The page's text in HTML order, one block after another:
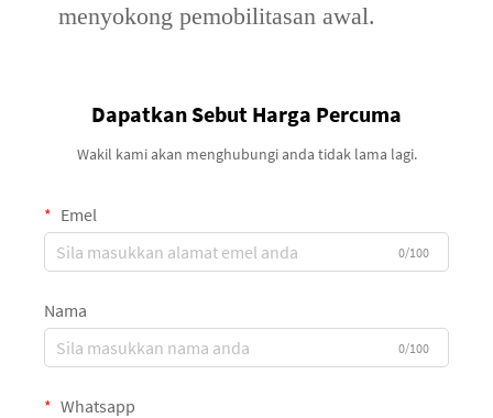
menyokong pemobilitasan awal.
Dapatkan Sebut Harga Percuma
Wakil kami akan menghubungi anda tidak lama lagi.
Emel
0/100
Nama
0/100
Whatsapp